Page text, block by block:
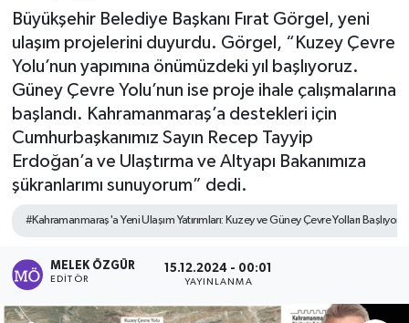
Büyükşehir Belediye Başkanı Fırat Görgel, yeni
ulaşım projelerini duyurdu. Görgel, “Kuzey Çevre
Yolu’nun yapımına önümüzdeki yıl başlıyoruz.
Güney Çevre Yolu’nun ise proje ihale çalışmalarına
başlandı. Kahramanmaraş’a destekleri için
Cumhurbaşkanımız Sayın Recep Tayyip
Erdoğan’a ve Ulaştırma ve Altyapı Bakanımıza
şükranlarımı sunuyorum” dedi.
#Kahramanmaraş'a Yeni Ulaşım Yatırımları: Kuzey ve Güney Çevre Yolları Başlıyor
MELEK ÖZGÜR
EDITÖR
15.12.2024 - 00:01
YAYINLANMA
Sağlık
Spor
Tarih - Kültür - Sanat - Turizm
Yaşam